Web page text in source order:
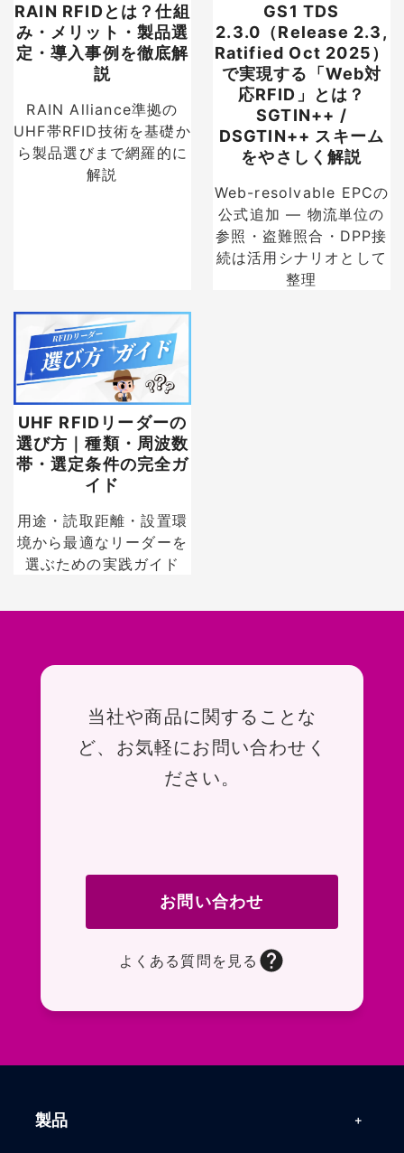
RAIN RFIDとは？仕組
み・メリット・製品選
定・導入事例を徹底解
説
RAIN Alliance準拠の
UHF帯RFID技術を基礎か
ら製品選びまで網羅的に
解説
GS1 TDS
2.3.0（Release 2.3,
Ratified Oct 2025）
で実現する「Web対
応RFID」とは？
SGTIN++ /
DSGTIN++ スキーム
をやさしく解説
Web-resolvable EPCの
公式追加 — 物流単位の
参照・盗難照合・DPP接
続は活用シナリオとして
整理
UHF RFIDリーダーの
選び方｜種類・周波数
帯・選定条件の完全ガ
イド
用途・読取距離・設置環
境から最適なリーダーを
選ぶための実践ガイド
お問い合わせ
当社や商品に関することな
ど、お気軽にお問い合わせく
ださい。
お問い合わせ
よくある質問を見る
製品